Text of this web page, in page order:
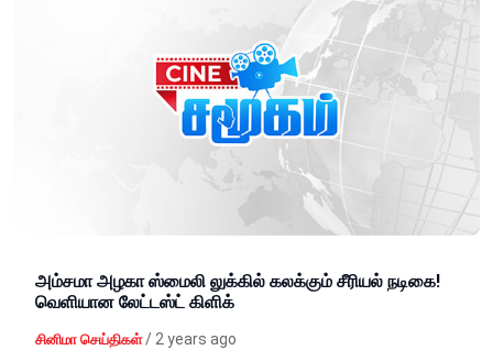
அம்சமா அழகா ஸ்மைலி லுக்கில் கலக்கும் சீரியல் நடிகை!
வெளியான லேட்டஸ்ட் கிளிக்
சினிமா செய்திகள் /2 years ago